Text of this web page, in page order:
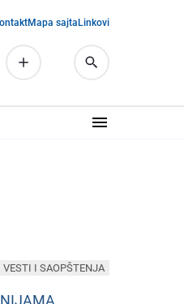
Mapa sajta Linkovi
VESTI I SAOPŠTENJA